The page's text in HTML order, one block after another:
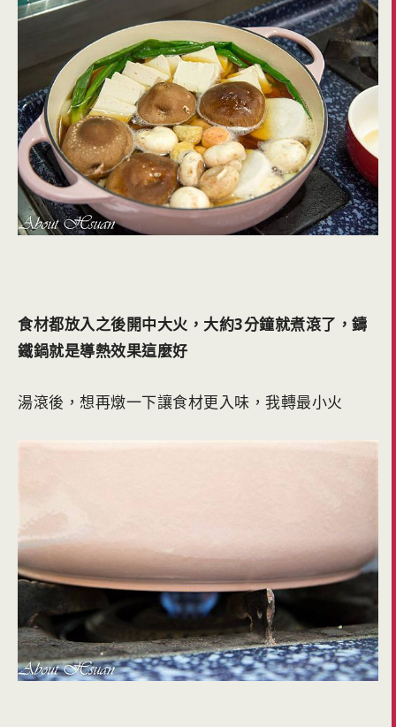
食材都放入之後開中大火，大約3分鐘就煮滾了，鑄
鐵鍋就是導熱效果這麼好
湯滾後，想再燉一下讓食材更入味，我轉最小火